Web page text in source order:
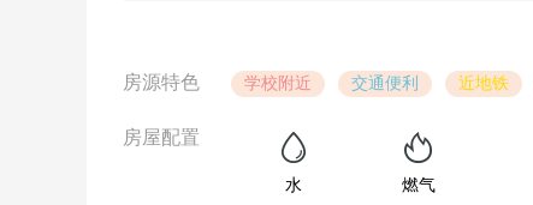
房源特色 学校附近 交通便利 近地铁
房屋配置
水 燃气